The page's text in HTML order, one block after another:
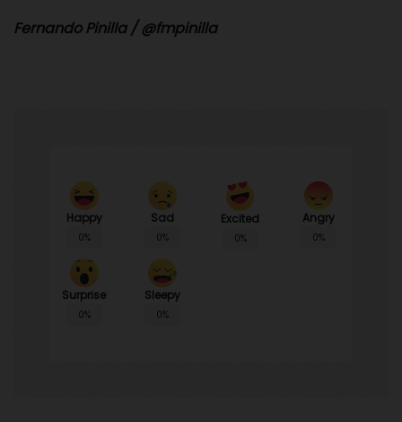
Fernando Pinilla / @fmpinilla
Happy
0%
Sad
0%
Excited
0%
Angry
0%
Surprise
0%
Sleepy
0%